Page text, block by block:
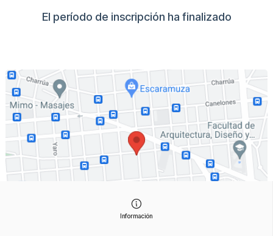
Información
El período de inscripción ha finalizado